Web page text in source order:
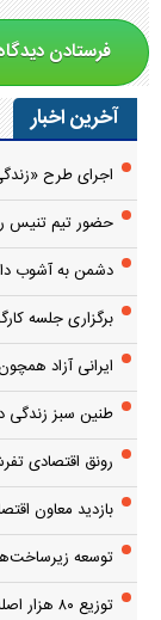
آخرین اخبار
اجرای طرح
حضور تیم تنیس
دشمن به آشوب
برگزاری جلسه
ایرانی آزاد
طنین سبز زندگی
رونق اقتصادی
بازدید معاون
توسعه
توزیع ۸۰ هزار اصله نهال در تفرش